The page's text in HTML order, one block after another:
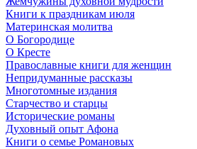
Книги к праздникам июля
Материнская молитва
О Богородице
О Кресте
Православные книги для женщин
Непридуманные рассказы
Многотомные издания
Старчество и старцы
Исторические романы
Духовный опыт Афона
Книги о семье Романовых